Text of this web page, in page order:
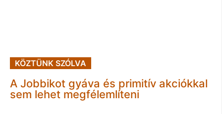
KÖZTÜNK SZÓLVA
A Jobbikot gyáva és primitív akciókkal
sem lehet megfélemlíteni